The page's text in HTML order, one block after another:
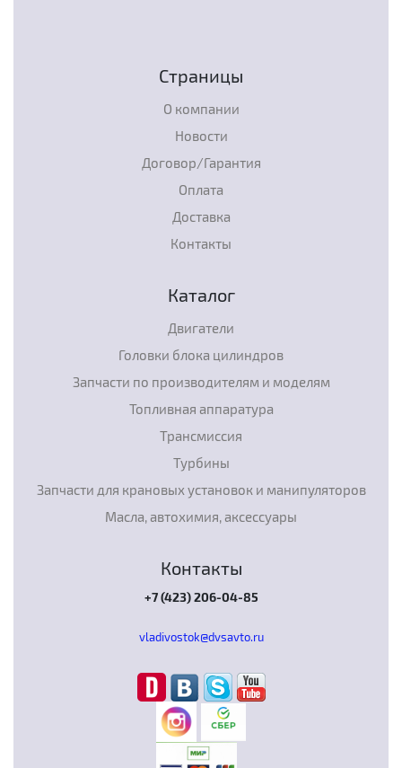
Страницы
О компании
Новости
Договор/Гарантия
Оплата
Доставка
Контакты
Каталог
Двигатели
Головки блока цилиндров
Запчасти по производителям и моделям
Топливная аппаратура
Трансмиссия
Турбины
Запчасти для крановых установок и манипуляторов
Масла, автохимия, аксессуары
Контакты
+7 (423) 206-04-85
vladivostok@dvsavto.ru